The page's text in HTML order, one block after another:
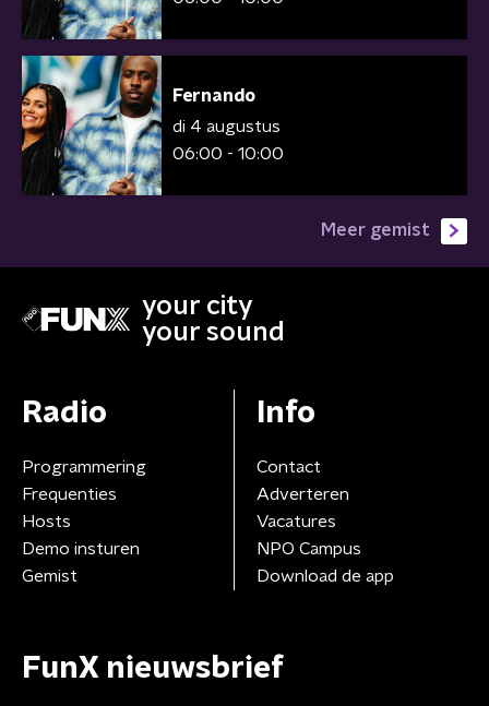
Fernando
di 4 augustus
06:00 - 10:00
Meer gemist
your city
your sound
Radio
Programmering
Frequenties
Hosts
Demo insturen
Gemist
Info
Contact
Adverteren
Vacatures
NPO Campus
Download de app
FunX nieuwsbrief